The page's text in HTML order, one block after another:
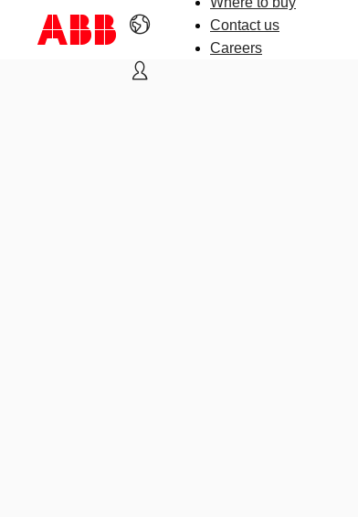
Contact us
Careers